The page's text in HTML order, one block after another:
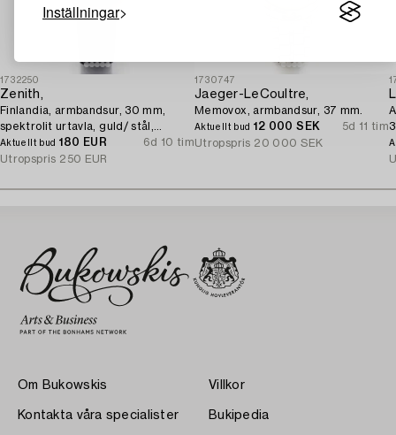
Inställningar
1732250
Zenith,
Finlandia, armbandsur, 30 mm,
spektrolit urtavla, guld/ stål,
quartz.
Aktuellt bud 180 EUR
6d 10 tim
Utropspris 250 EUR
1730747
Jaeger-LeCoultre,
Memovox, armbandsur, 37 mm.
Aktuellt bud 12 000 SEK
5d 11 tim
Utropspris 20 000 SEK
Om Bukowskis
Kontakta våra specialister
Villkor
Bukipedia